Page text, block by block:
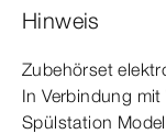
Hinweis
Zubehörset elek­
In Verbindung
Spülstation